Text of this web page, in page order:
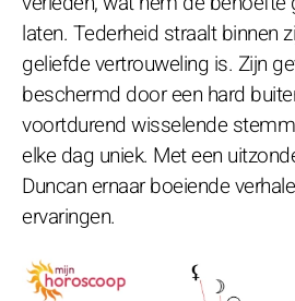
laten. Tederheid straalt binnen
geliefde vertrouweling is. Zijn
beschermd door een hard
voortdurend wisselende
elke dag uniek. Met een
Duncan ernaar boeiende
ervaringen.